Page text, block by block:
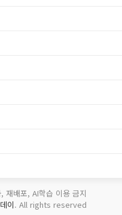
재배포, AI학습 이용 금지
이. All rights reserved